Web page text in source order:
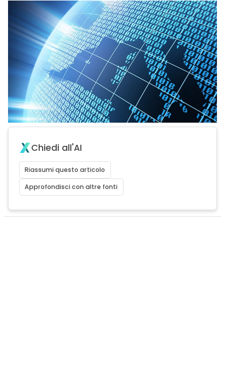
Chiedi all'AI
Riassumi questo articolo
Approfondisci con altre fonti